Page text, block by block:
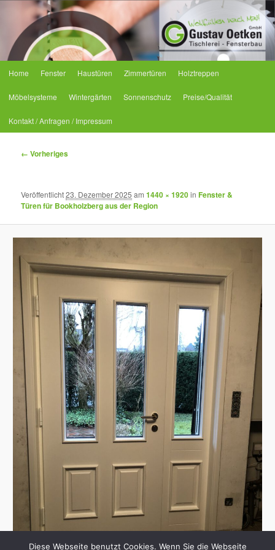
Tischlerei Oetken
Zum primären Inhalt springen
Zum sekundären Inhalt springen
Home Fenster Haustüren Zimmertüren Holztreppen
Möbelsysteme Wintergärten Sonnenschutz Preise/Qualität
Kontakt / Anfragen / Impressum
Bilder-Navigation
← Vorheriges
Veröffentlicht23. Dezember 2025 am1440 × 1920inFenster &
Türen für Bookholzberg aus der Region
Diese Webseite benutzt Cookies. Wenn Sie die Webseite